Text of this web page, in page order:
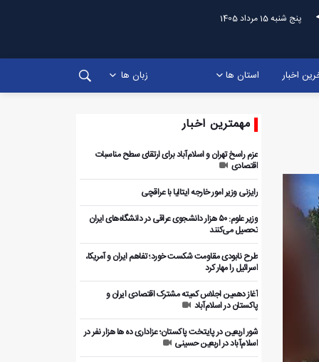
پنج شنبه 15 مرداد 1405
اخبار استان ها زبان ها
مهمترین اخبار
عزم راسخ تهران و اسلام‌آباد برای ارتقای سطح مناسبات
اقتصادی
رایزنی وزیر امور خارجه ایتالیا با عراقچی
وزیر علوم: ۵۰ هزار دانشجوی عراقی در دانشگاه‌های ایران
تحصیل می‌کنند
طرح نابودی مقاومت شکست خورد؛ تفاهم ایران و آمریکا،
اسرائیل را مهار کرد
آغاز دهمین اجلاس کمیته مشترک اقتصادی ایران و
پاکستان در اسلام‌آباد
شور اربعین در پایتخت پاکستان؛ عزاداری ده ها هزار نفر در
اسلام‌آباد در اربعین حسینی